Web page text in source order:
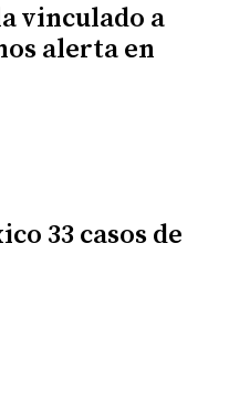
vinculado a
alerta en
33 casos de